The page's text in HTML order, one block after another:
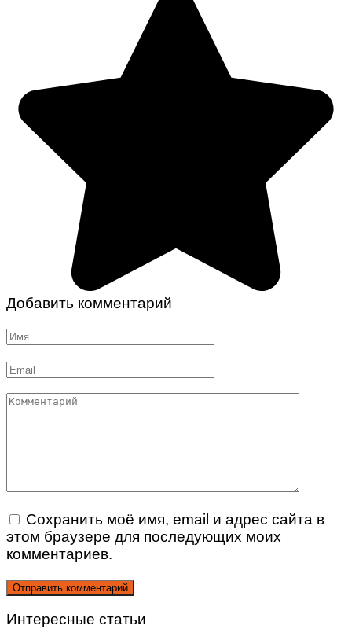
Добавить комментарий
Имя
Email
Комментарий
Сохранить моё имя, email и адрес сайта в
этом браузере для последующих моих
комментариев.
Интересные статьи